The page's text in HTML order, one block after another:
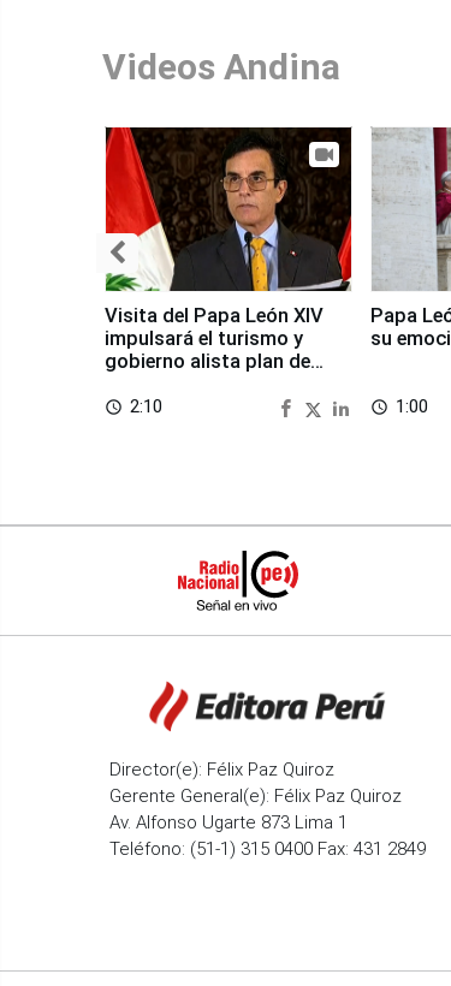
Videos Andina
Visita del Papa León XIV
impulsará el turismo y
gobierno alista plan de
access_time 2:10
Papa
su
access_time 1:00
Director(e): Félix Paz Quiroz
Gerente General(e): Félix Paz Quiroz
Av. Alfonso Ugarte 873 Lima 1
Teléfono: (51-1) 315 0400 Fax: 431 2849